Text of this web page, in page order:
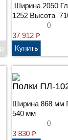
Ширина 2050
1252 Высота
0
37 912 ₽
Полки ПЛ-
Ширина 868 мм
540 мм
0
3 830 ₽